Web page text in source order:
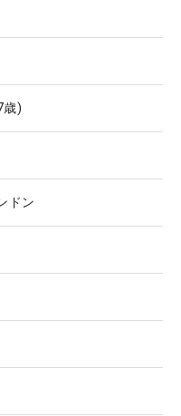
歳)
ドン